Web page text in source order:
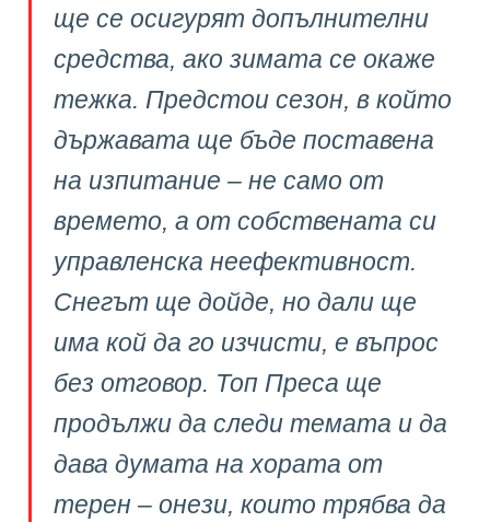
ще се осигурят допълнителни
средства, ако зимата се окаже
тежка. Предстои сезон, в който
държавата ще бъде поставена
на изпитание – не само от
времето, а от собствената си
управленска неефективност.
Снегът ще дойде, но дали ще
има кой да го изчисти, е въпрос
без отговор. Топ Преса ще
продължи да следи темата и да
дава думата на хората от
терен – онези, които трябва да